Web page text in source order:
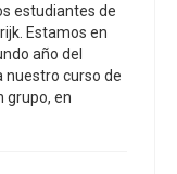
estudiantes de
Estamos en
año del
nuestro curso de
grupo, en